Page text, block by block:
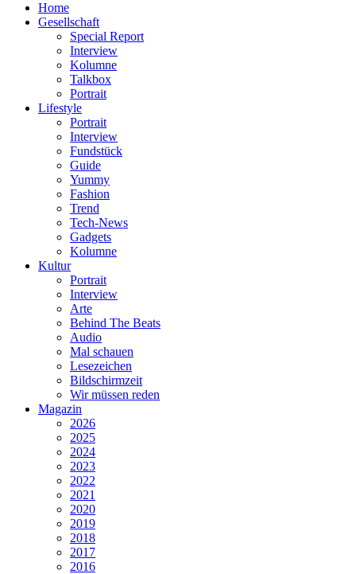
Home
Gesellschaft
Special Report
Interview
Kolumne
Talkbox
Portrait
Lifestyle
Portrait
Interview
Fundstück
Guide
Yummy
Fashion
Trend
Tech-News
Gadgets
Kolumne
Kultur
Portrait
Interview
Arte
Behind The Beats
Audio
Mal schauen
Lesezeichen
Bildschirmzeit
Wir müssen reden
Magazin
2026
2025
2024
2023
2022
2021
2020
2019
2018
2017
2016